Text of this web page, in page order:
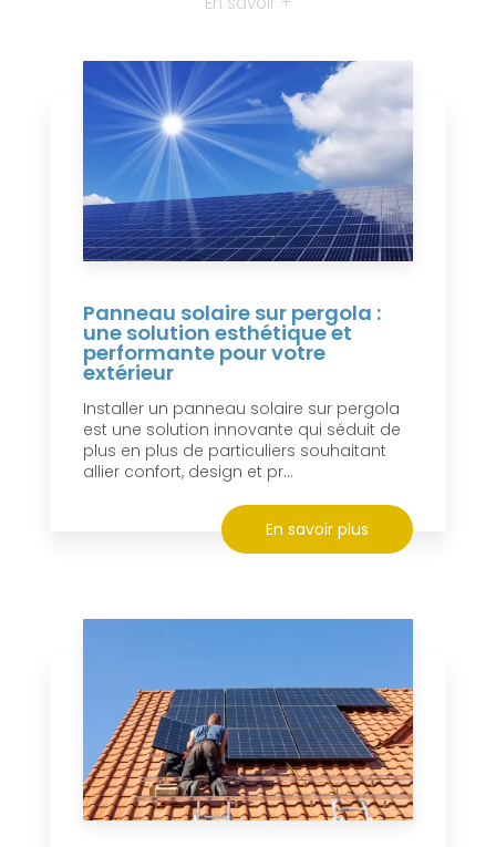
Panneau solaire sur pergola :
une solution esthétique et
performante pour votre
extérieur
Installer un panneau solaire sur pergola
est une solution innovante qui séduit de
plus en plus de particuliers souhaitant
allier confort, design et pr...
En savoir plus